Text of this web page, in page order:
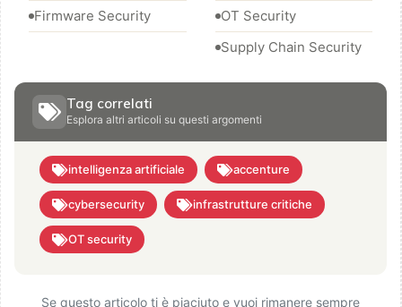
Firmware Security
OT Security
Supply Chain Security
Tag correlati
Esplora altri articoli su questi argomenti
intelligenza artificiale accenture
cybersecurity infrastrutture critiche
OT security
Se questo articolo ti è piaciuto e vuoi rimanere sempre